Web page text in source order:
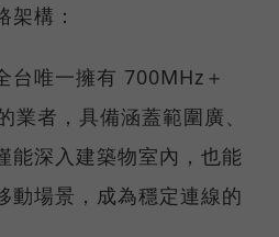
架構：
台唯一擁有 700MHz＋
者，具備涵蓋範圍廣、
能深入建築物室內，也能
動場景，成為穩定連線的